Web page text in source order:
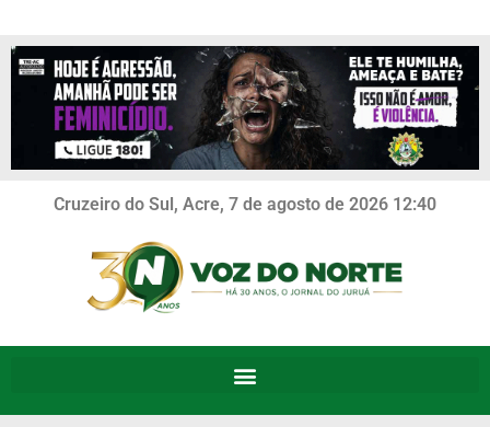
Cruzeiro do Sul, Acre, 7 de agosto de 2026 12:40